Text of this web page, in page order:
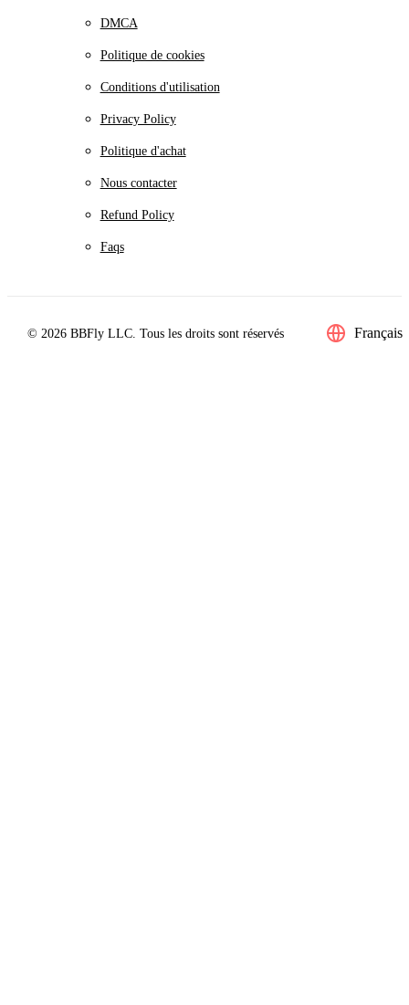
DMCA
Politique de cookies
Conditions d'utilisation
Privacy Policy
Politique d'achat
Nous contacter
Refund Policy
Faqs
© 2026 BBFly LLC. Tous les droits sont réservés Français